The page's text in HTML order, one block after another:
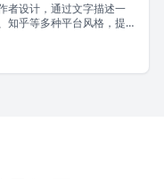
者设计，通过文字描述一
知乎等多种平台风格，提